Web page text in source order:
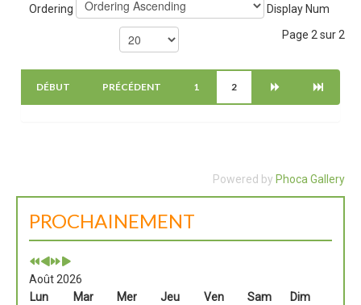
Ordering Display Num
Page 2 sur 2
DÉBUT PRÉCÉDENT 1 2
Powered by Phoca Gallery
PROCHAINEMENT
Août 2026
Lun
Mar Mer Jeu Ven Sam
Dim